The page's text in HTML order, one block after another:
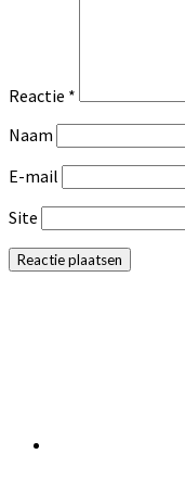
Reactie *
Naam
E-mail
Site